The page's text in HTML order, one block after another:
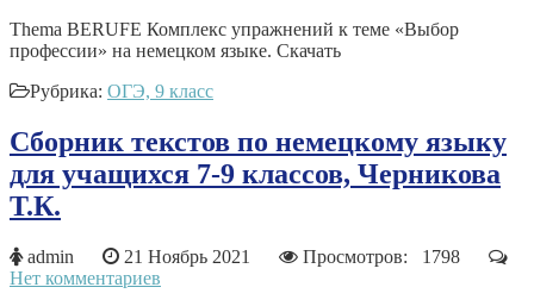
Тhema BERUFE Комплекс упражнений к теме «Выбор
профессии» на немецком языке. Скачать
Рубрика: ОГЭ, 9 класс
Сборник текстов по немецкому языку
для учащихся 7-9 классов, Черникова
Т.К.
admin 21 Ноябрь 2021
Просмотров: 1798
Нет комментариев